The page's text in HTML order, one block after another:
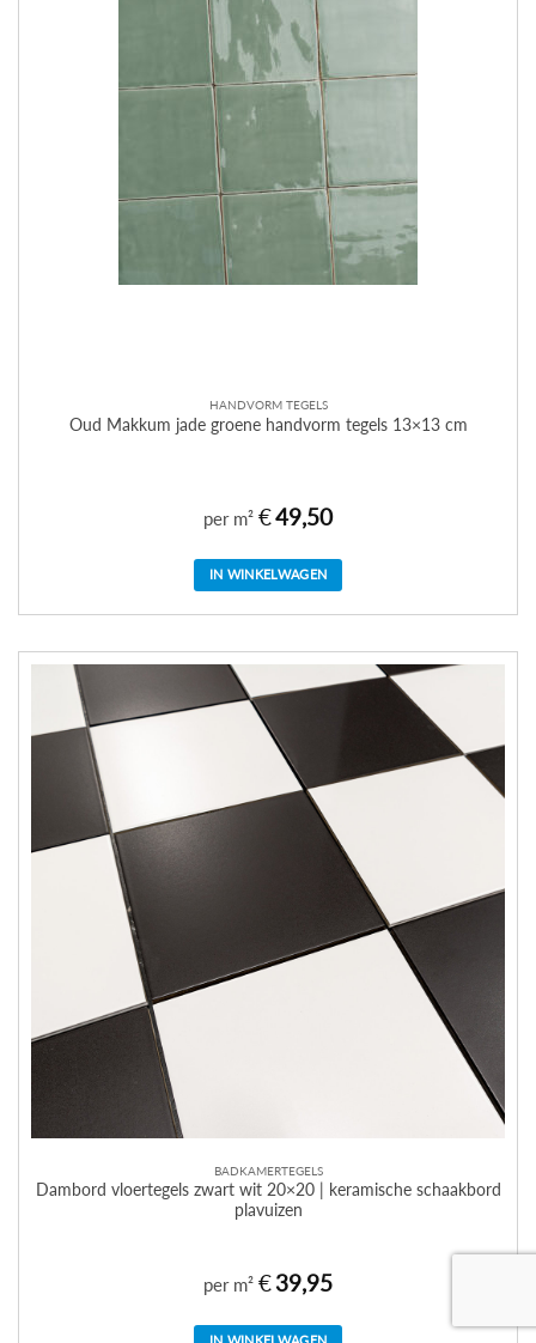
HANDVORM TEGELS
Oud Makkum jade groene handvorm tegels 13×13 cm
per m² €49,50
IN WINKELWAGEN
BADKAMERTEGELS
Dambord vloertegels zwart wit 20×20 | keramische schaakbord
plavuizen
per m² €39,95
IN WINKELWAGEN